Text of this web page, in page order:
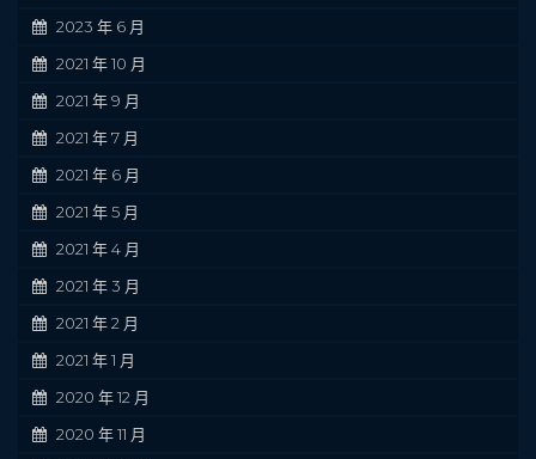
2023 年 6 月
2021 年 10 月
2021 年 9 月
2021 年 7 月
2021 年 6 月
2021 年 5 月
2021 年 4 月
2021 年 3 月
2021 年 2 月
2021 年 1 月
2020 年 12 月
2020 年 11 月